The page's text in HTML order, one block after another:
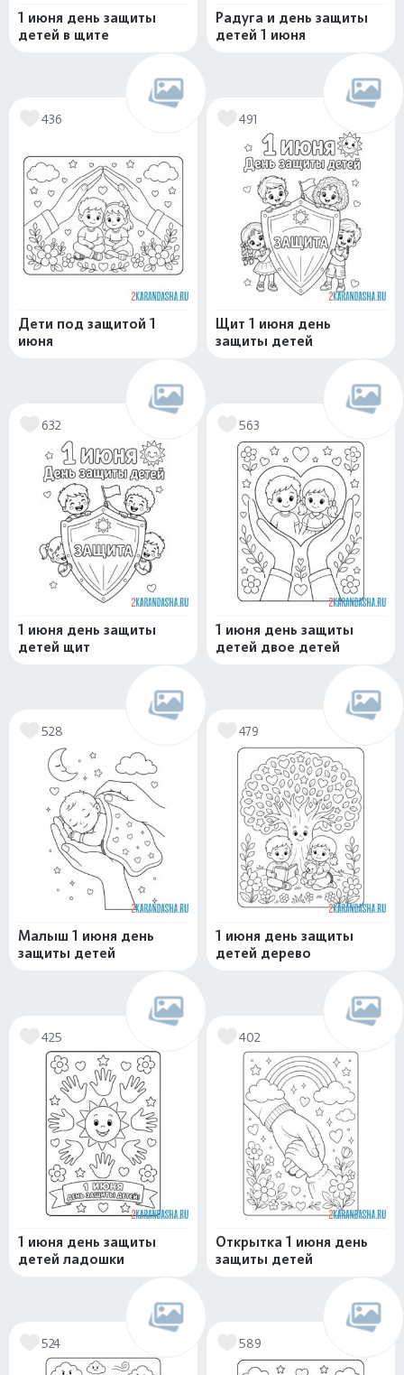
1 июня день защиты
детей в щите
Радуга и день защиты
детей 1 июня
436
Дети под защитой 1
июня
491
Щит 1 июня день
защиты детей
632
1 июня день защиты
детей щит
563
1 июня день защиты
детей двое детей
528
Малыш 1 июня день
защиты детей
479
1 июня день защиты
детей дерево
425
1 июня день защиты
детей ладошки
402
Открытка 1 июня день
защиты детей
524 589